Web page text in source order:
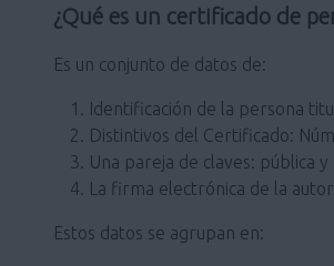
¿Qué es un certificado de
Es un conjunto de datos de:
Identificación de la persona
Distintivos del Certificado:
Una pareja de claves: pública y
La firma electrónica de la
Estos datos se agrupan en: